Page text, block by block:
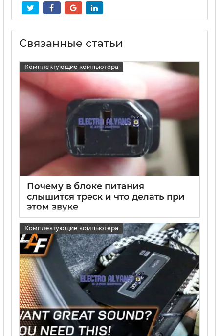
Связанные статьи
Комплектующие компьютера
Почему в блоке питания
слышится треск и что делать при
этом звуке
Комплектующие компьютера